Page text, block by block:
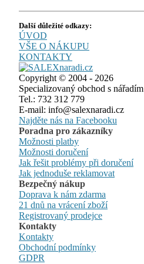
Další důležité odkazy:
ÚVOD
VŠE O NÁKUPU
KONTAKTY
Copyright © 2004 - 2026
Specializovaný obchod s nářadím
Tel.: 732 312 779
E-mail: info@salexnaradi.cz
Najděte nás na Facebooku
Poradna pro zákazníky
Možnosti platby
Možnosti doručení
Jak řešit problémy při doručení
Jak jednoduše reklamovat
Bezpečný nákup
Doprava k nám zdarma
21 dnů na vrácení zboží
Registrovaný prodejce
Kontakty
Kontakty
Obchodní podmínky
GDPR